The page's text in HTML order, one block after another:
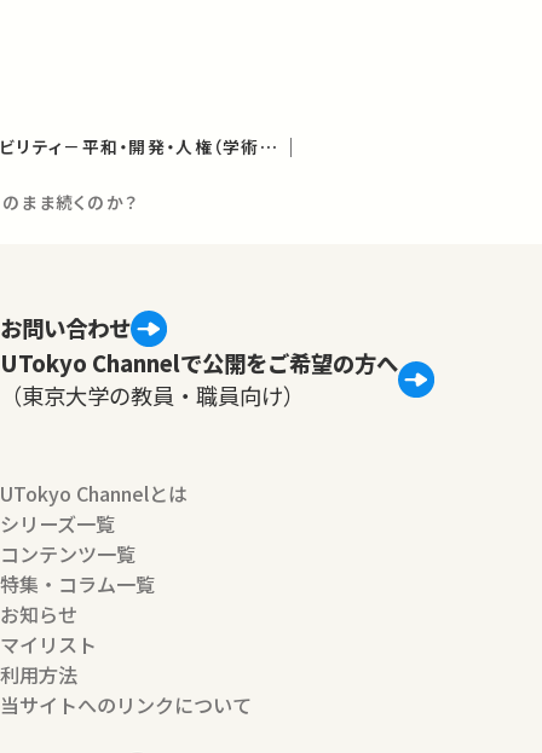
社会から見たサステナビリティ－平和・開発・人権（学術俯瞰講義）
まま続くのか？
お問い合わせ
UTokyo Channelで公開をご希望の方へ
（東京大学の教員・職員向け）
UTokyo Channelとは
シリーズ一覧
コンテンツ一覧
特集・コラム一覧
お知らせ
マイリスト
利用方法
当サイトへのリンクについて